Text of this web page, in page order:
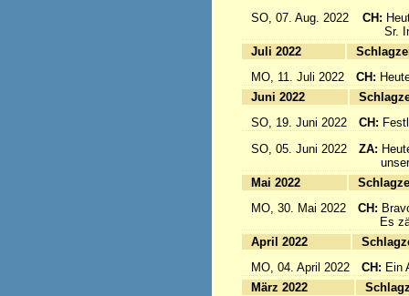
SO, 07. Aug. 2022
CH:
Sr.
Juli 2022
MO, 11. Juli 2022
CH:
Juni 2022
SO, 19. Juni 2022
CH:
SO, 05. Juni 2022
ZA:
Mai 2022
MO, 30. Mai 2022
CH:
Es
April 2022
MO, 04. April 2022
CH: Ein
März 2022